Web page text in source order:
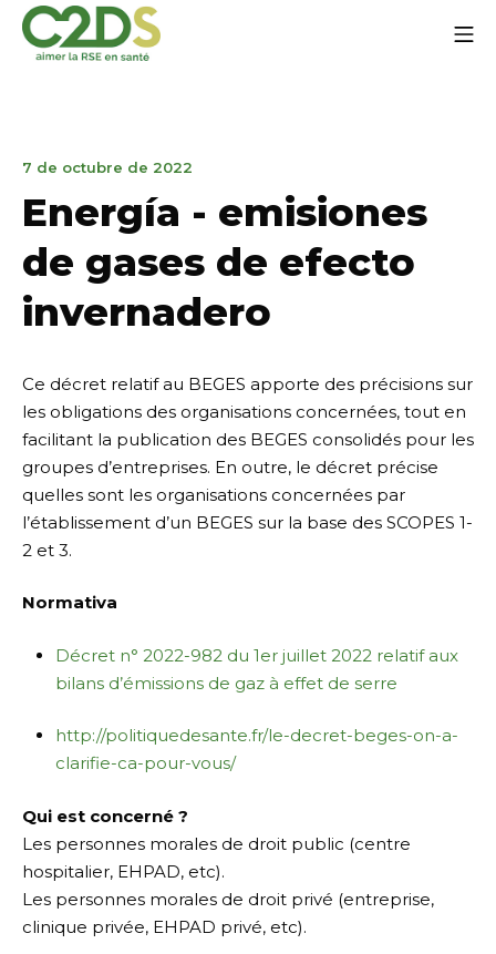
contenido
7 de octubre de 2022
octubre
2022
Energía - emisiones
de gases de efecto
invernadero
Ce décret relatif au BEGES apporte des précisions sur
les obligations des organisations concernées, tout en
facilitant la publication des BEGES consolidés pour les
groupes d’entreprises. En outre, le décret précise
quelles sont les organisations concernées par
l’établissement d’un BEGES sur la base des SCOPES 1-
2 et 3.
Normativa
Décret n° 2022-982 du 1er juillet 2022 relatif aux
bilans d’émissions de gaz à effet de serre
http://politiquedesante.fr/le-decret-beges-on-a-
clarifie-ca-pour-vous/
Qui est concerné ?
Les personnes morales de droit public (centre
hospitalier, EHPAD, etc).
Les personnes morales de droit privé (entreprise,
clinique privée, EHPAD privé, etc).